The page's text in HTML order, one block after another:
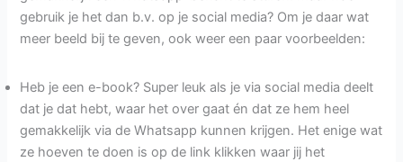
gebruik je het dan b.v. op je social media? Om je daar wat
meer beeld bij te geven, ook weer een paar voorbeelden:
Heb je een e-book? Super leuk als je via social media deelt
dat je dat hebt, waar het over gaat én dat ze hem heel
gemakkelijk via de Whatsapp kunnen krijgen. Het enige wat
ze hoeven te doen is op de link klikken waar jij het